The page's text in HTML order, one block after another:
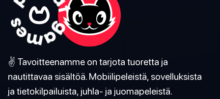
✌️ Tavoitteenamme on tarjota tuoretta ja
nautittavaa sisältöä. Mobiilipeleistä, sovelluksista
ja tietokilpailuista, juhla- ja juomapeleistä.